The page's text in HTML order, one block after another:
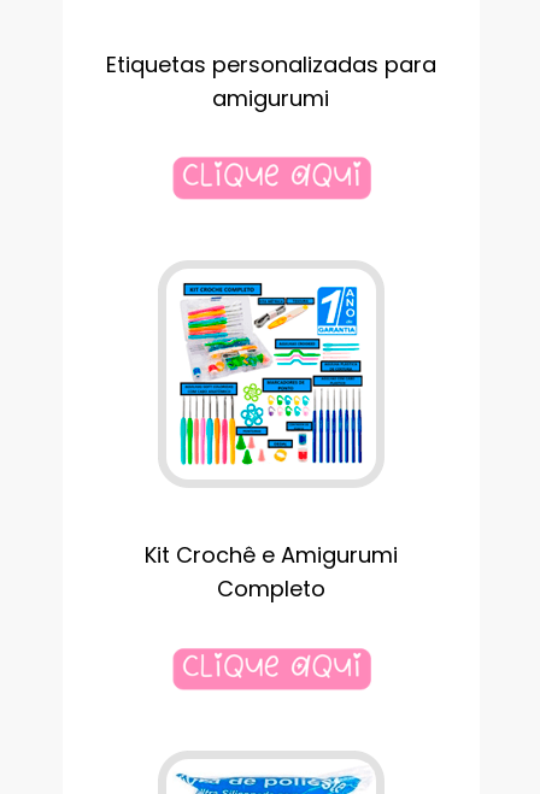
Etiquetas personalizadas para
amigurumi
Kit Crochê e Amigurumi
Completo